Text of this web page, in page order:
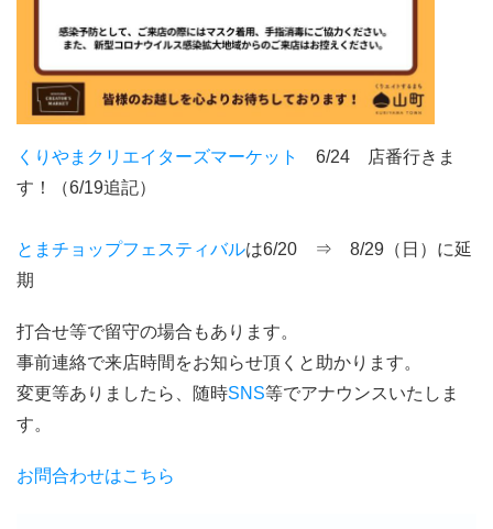
くりやまクリエイターズマーケット
6/24 店番行きま
す！（6/19追記）
とまチョップフェスティバルは6/20 ⇒ 8/29（日）に延
期
打合せ等で留守の場合もあります。
事前連絡で来店時間をお知らせ頂くと助かります。
変更等ありましたら、随時SNS等でアナウンスいたしま
す。
お問合わせはこちら